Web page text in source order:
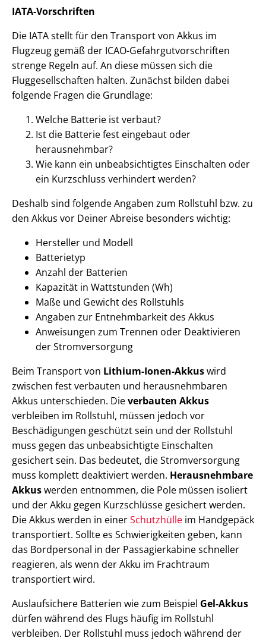
IATA-Vorschriften
Die IATA stellt für den Transport von Akkus im
Flugzeug gemäß der ICAO-Gefahrgutvorschriften
strenge Regeln auf. An diese müssen sich die
Fluggesellschaften halten. Zunächst bilden dabei
folgende Fragen die Grundlage:
Welche Batterie ist verbaut?
Ist die Batterie fest eingebaut oder
herausnehmbar?
Wie kann ein unbeabsichtigtes Einschalten oder
ein Kurzschluss verhindert werden?
Deshalb sind folgende Angaben zum Rollstuhl bzw. zu
den Akkus vor Deiner Abreise besonders wichtig:
Hersteller und Modell
Batterietyp
Anzahl der Batterien
Kapazität in Wattstunden (Wh)
Maße und Gewicht des Rollstuhls
Angaben zur Entnehmbarkeit des Akkus
Anweisungen zum Trennen oder Deaktivieren
der Stromversorgung
Beim Transport von Lithium-Ionen-Akkuswird
zwischen fest verbauten und herausnehmbaren
Akkus unterschieden. Dieverbauten Akkus
verbleiben im Rollstuhl, müssen jedoch vor
Beschädigungen geschützt sein und der Rollstuhl
muss gegen das unbeabsichtigte Einschalten
gesichert sein. Das bedeutet, die Stromversorgung
muss komplett deaktiviert werden. Herausnehmbare
Akkuswerden entnommen, die Pole müssen isoliert
und der Akku gegen Kurzschlüsse gesichert werden.
Die Akkus werden in einerSchutzhülle im Handgepäck
transportiert. Sollte es Schwierigkeiten geben, kann
das Bordpersonal in der Passagierkabine schneller
reagieren, als wenn der Akku im Frachtraum
transportiert wird.
Auslaufsichere Batterien wie zum Beispiel Gel-Akkus
dürfen während des Flugs häufig im Rollstuhl
verbleiben. Der Rollstuhl muss jedoch während der